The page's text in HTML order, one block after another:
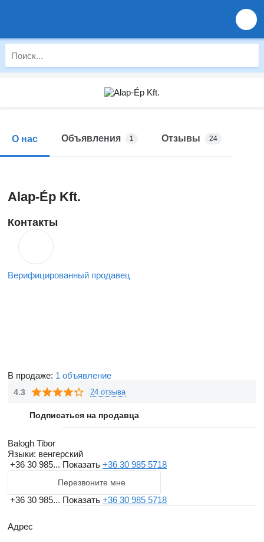
О нас Объявления 1 Отзывы 24
Alap-Ép Kft.
Контакты
Верифицированный продавец
В продаже: 1 объявление
4.3 24 отзыва
Подписаться на продавца
Balogh Tibor
Языки: венгерский
+36 30 985... Показать +36 30 985 5718
Перезвоните мне
+36 30 985... Показать +36 30 985 5718
Адрес